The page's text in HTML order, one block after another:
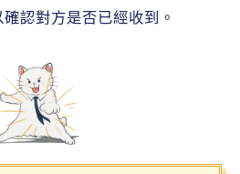
認對方是否已經收到。